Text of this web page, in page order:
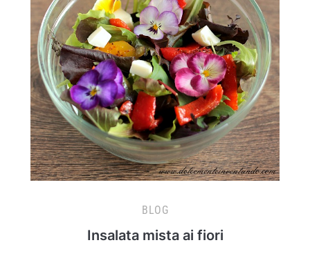
BLOG
Insalata mista ai fiori